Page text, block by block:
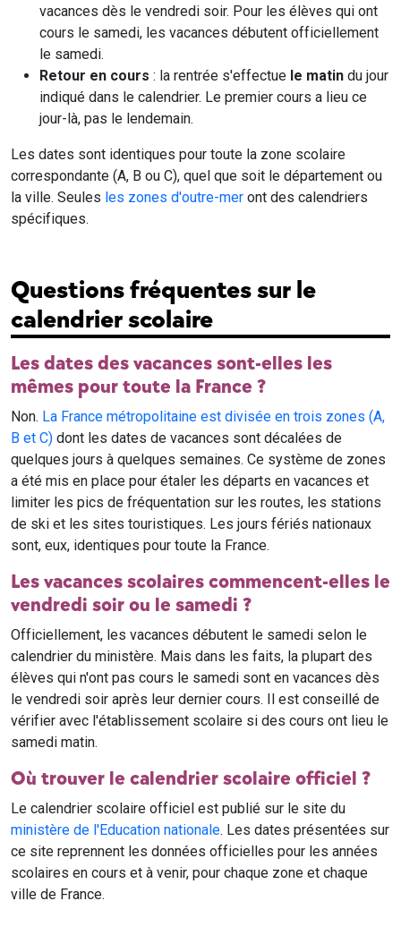
vacances dès le vendredi soir. Pour les élèves qui ont
cours le samedi, les vacances débutent officiellement
le samedi.
Retour en cours : la rentrée s'effectue le matin du jour
indiqué dans le calendrier. Le premier cours a lieu ce
jour-là, pas le lendemain.
Les dates sont identiques pour toute la zone scolaire
correspondante (A, B ou C), quel que soit le département ou
la ville. Seules les zones d'outre-mer ont des calendriers
spécifiques.
Questions fréquentes sur le
calendrier scolaire
Les dates des vacances sont-elles les
mêmes pour toute la France ?
Non. La France métropolitaine est divisée en trois zones (A,
B et C) dont les dates de vacances sont décalées de
quelques jours à quelques semaines. Ce système de zones
a été mis en place pour étaler les départs en vacances et
limiter les pics de fréquentation sur les routes, les stations
de ski et les sites touristiques. Les jours fériés nationaux
sont, eux, identiques pour toute la France.
Les vacances scolaires commencent-elles le
vendredi soir ou le samedi ?
Officiellement, les vacances débutent le samedi selon le
calendrier du ministère. Mais dans les faits, la plupart des
élèves qui n'ont pas cours le samedi sont en vacances dès
le vendredi soir après leur dernier cours. Il est conseillé de
vérifier avec l'établissement scolaire si des cours ont lieu le
samedi matin.
Où trouver le calendrier scolaire officiel ?
Le calendrier scolaire officiel est publié sur le site du
ministère de l'Education nationale. Les dates présentées sur
ce site reprennent les données officielles pour les années
scolaires en cours et à venir, pour chaque zone et chaque
ville de France.